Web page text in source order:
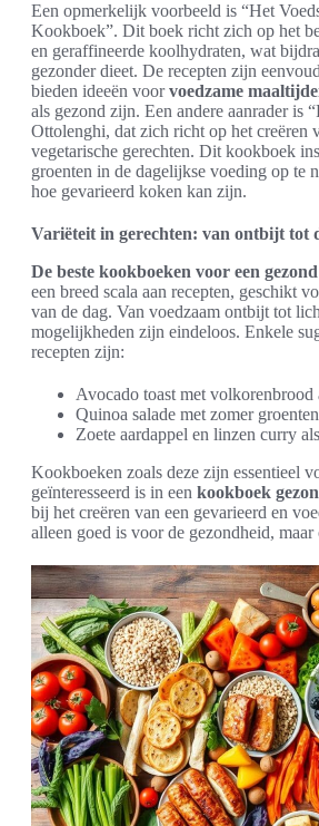
Een opmerkelijk voorbeeld is “Het
Kookboek”. Dit boek richt zich op het
en geraffineerde koolhydraten, wat
gezonder dieet. De recepten zijn
bieden ideeën voorvoedzame
als gezond zijn. Een andere aanrader is
Ottolenghi, dat zich richt op het creëren
vegetarische gerechten. Dit kookboek
groenten in de dagelijkse voeding op te
hoe gevarieerd koken kan zijn.
Variëteit in gerechten: van ontbijt tot
De beste kookboeken voor een
een breed scala aan recepten, geschikt
van de dag. Van voedzaam ontbijt tot
mogelijkheden zijn eindeloos. Enkele
recepten zijn:
Avocado toast met volkorenbrood
Quinoa salade met zomer
Zoete aardappel en linzen curry
Kookboeken zoals deze zijn essentieel
geïnteresseerd is in een kookboek
bij het creëren van een gevarieerd en
alleen goed is voor de gezondheid,